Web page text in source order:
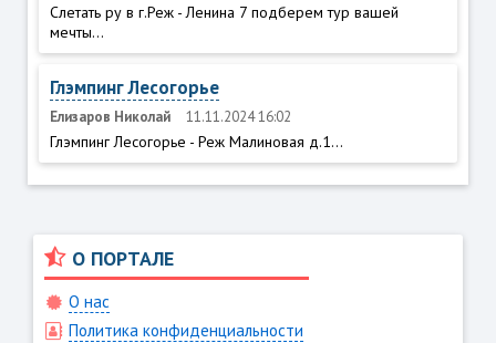
Слетать ру в г.Реж - Ленина 7 подберем тур вашей
мечты...
Глэмпинг Лесогорье
Елизаров Николай 11.11.2024 16:02
Глэмпинг Лесогорье - Реж Малиновая д.1...
О ПОРТАЛЕ
О нас
Политика конфиденциальности